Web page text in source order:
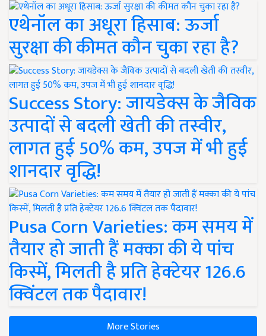
एथेनॉल का अधूरा हिसाब: ऊर्जा
सुरक्षा की कीमत कौन चुका रहा है?
Success Story: जायडेक्स के जैविक
उत्पादों से बदली खेती की तस्वीर,
लागत हुई 50% कम, उपज में भी हुई
शानदार वृद्धि!
Pusa Corn Varieties: कम समय में
तैयार हो जाती हैं मक्का की ये पांच
किस्में, मिलती है प्रति हेक्टेयर 126.6
क्विंटल तक पैदावार!
More Stories